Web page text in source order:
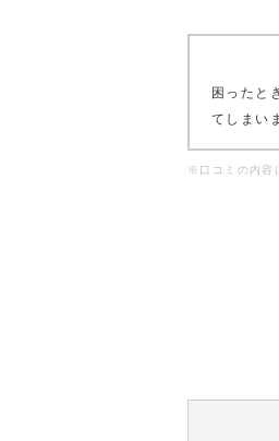
困ったと
てしまい
※口コミの内容